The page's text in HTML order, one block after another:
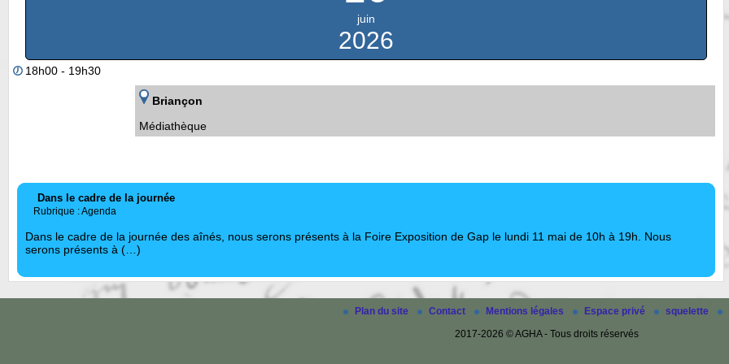
juin
2026
18h00 - 19h30
Briançon
Médiathèque
Dans le cadre de la journée
Rubrique : Agenda
Dans le cadre de la journée des aînés, nous serons présents à la Foire Exposition de Gap le lundi 11 mai de 10h à 19h. Nous
serons présents à (…)
Plan du site Contact Mentions légales Espace privé
squelette
2017-2026 © AGHA - Tous droits réservés